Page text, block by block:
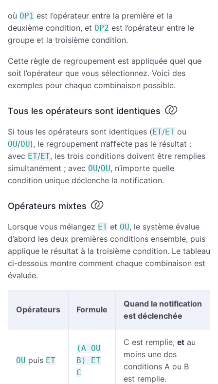
où OP1 est l’opérateur entre la première et la
deuxième condition, et OP2 est l’opérateur entre le
groupe et la troisième condition.
Cette règle de regroupement est appliquée quel que
soit l’opérateur que vous sélectionnez. Voici des
exemples pour chaque combinaison possible.
Tous les opérateurs sont identiques
Si tous les opérateurs sont identiques (ET/ET ou
OU/OU), le regroupement n’affecte pas le résultat :
avec ET/ET, les trois conditions doivent être remplies
simultanément ; avec OU/OU, n’importe quelle
condition unique déclenche la notification.
Opérateurs mixtes
Lorsque vous mélangez ET et OU, le système évalue
d’abord les deux premières conditions ensemble, puis
applique le résultat à la troisième condition. Le tableau
ci-dessous montre comment chaque combinaison est
évaluée.
Opérateurs Formule
Quand la notification
est déclenchée
OU puis ET
(A OU
B) ET
C
C est remplie, et au
moins une des
conditions A ou B
est remplie.